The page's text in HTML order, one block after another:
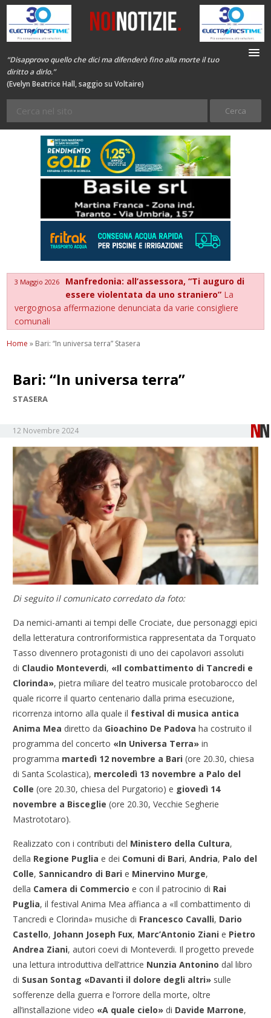
“Disapprovo quello che dici ma difenderò fino alla morte il tuo
diritto a dirlo.”
(Evelyn Beatrice Hall, saggio su Voltaire)
3 Maggio 2026
Manfredonia: all’assessora, “Ti auguro di
essere violentata da uno straniero” La
vergognosa affermazione denunciata da varie consigliere
comunali
Home » Bari: “In universa terra” Stasera
Bari: “In universa terra”
STASERA
12 Novembre 2024
Di seguito il comunicato corredato da foto:
Da nemici-amanti ai tempi delle Crociate, due personaggi epici
della letteratura controriformistica rappresentata da Torquato
Tasso divennero protagonisti di uno dei capolavori assoluti
di Claudio Monteverdi, «Il combattimento di Tancredi e
Clorinda», pietra miliare del teatro musicale protobarocco del
quale ricorre il quarto centenario dalla prima esecuzione,
ricorrenza intorno alla quale il festival di musica antica
Anima Mea diretto da Gioachino De Padova ha costruito il
programma del concerto «In Universa Terra» in
programma martedì 12 novembre a Bari (ore 20.30, chiesa
di Santa Scolastica), mercoledì 13 novembre a Palo del
Colle (ore 20.30, chiesa del Purgatorio) e giovedì 14
novembre a Bisceglie (ore 20.30, Vecchie Segherie
Mastrototaro).
Realizzato con i contributi del Ministero della Cultura,
della Regione Puglia e dei Comuni di Bari,Andria, Palo del
Colle, Sannicandro di Bari e Minervino Murge,
della Camera di Commercio e con il patrocinio di Rai
Puglia, il festival Anima Mea affianca a «Il combattimento di
Tancredi e Clorinda» musiche di Francesco Cavalli, Dario
Castello, Johann Joseph Fux, Marc’Antonio Ziani e Pietro
Andrea Ziani, autori coevi di Monteverdi. Il progetto prevede
una lettura introduttiva dell’attrice Nunzia Antonino dal libro
di Susan Sontag «Davanti il dolore degli altri» sulle
sofferenze della guerra e l’orrore della morte, oltre
all’installazione video «A quale cielo» di Davide Marrone,